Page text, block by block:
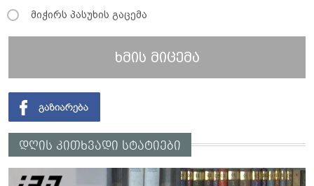
მიჭირს პასუხის გაცემა
ხმის მიცემა
დღის კითხვადი სტატიები